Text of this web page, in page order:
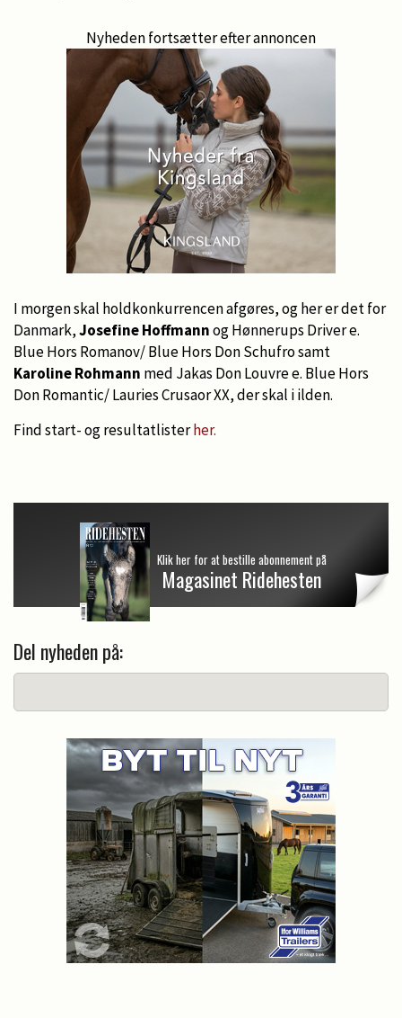
Nyheden fortsætter efter annoncen
I morgen skal holdkonkurrencen afgøres, og her er det for
Danmark,Josefine Hoffmannog Hønnerups Driver e.
Blue Hors Romanov/ Blue Hors Don Schufro samt
Karoline Rohmann med Jakas Don Louvre e. Blue Hors
Don Romantic/ Lauries Crusaor XX, der skal i ilden.
Find start- og resultatlisterher.
Klik her for at bestille abonnement på
Magasinet Ridehesten
Del nyheden på: